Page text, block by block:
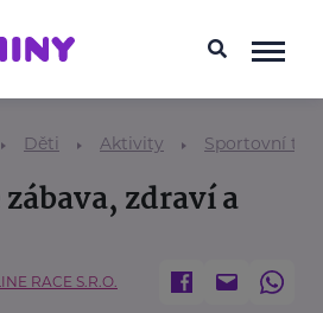
Děti Aktivity Sportovní
zdraví a
RACE S.R.O.